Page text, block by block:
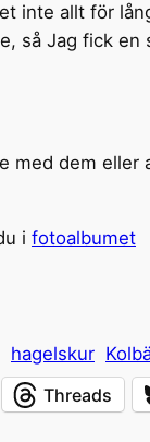
inte allt för
så Jag fick
med dem eller
i fotoalbumet
hagelskur
Threads